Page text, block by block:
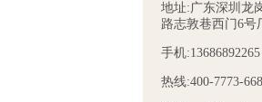
地址:广东深圳龙
路志敦巷西门6号
手机
热线:400-7773-668